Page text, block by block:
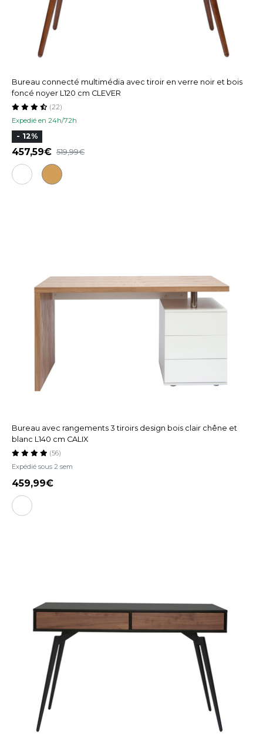
Bureau connecté multimédia avec tiroir en verre noir et bois
foncé noyer L120 cm CLEVER
Expedié en 24h/72h
(22)
- 12%
457,59 519,99
Bureau avec rangements 3 tiroirs design bois clair chêne et
blanc L140 cm CALIX
Expédié sous 2 sem
(56)
459,99